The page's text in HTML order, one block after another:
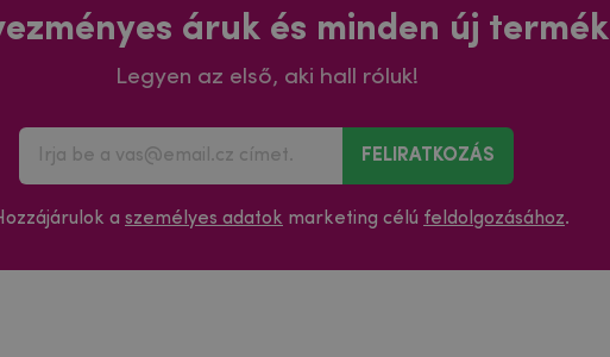
áruk és minden új termék
Legyen az első, aki hall róluk!
FELIRATKOZÁS
a személyes adatok marketing célú feldolgozásához.